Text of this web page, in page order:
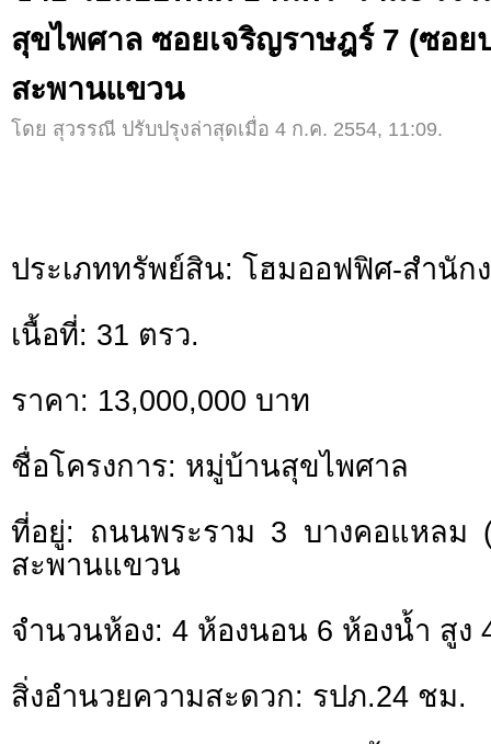
สุขไพศาล ซอยเจริญราษฎร์ 7 (ซอย
สะพานแขวน
โดย สุวรรณี ปรับปรุงล่าสุดเมื่อ 4 ก.ค. 2554, 11:09.
ประเภททรัพย์สิน: โฮมออฟฟิศ-สำนัก
เนื้อที่: 31 ตรว.
ราคา: 13,000,000 บาท
ชื่อโครงการ: หมู่บ้านสุขไพศาล
ที่อยู่: ถนนพระราม 3 บางคอแหลม
สะพานแขวน
จำนวนห้อง: 4 ห้องนอน 6 ห้องน้ำ สูง
สิ่งอำนวยความสะดวก: รปภ.24 ชม.